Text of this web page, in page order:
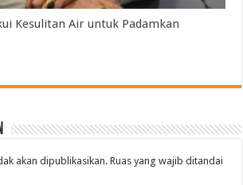
Kesulitan Air untuk Padamkan
akan dipublikasikan. Ruas yang wajib ditandai